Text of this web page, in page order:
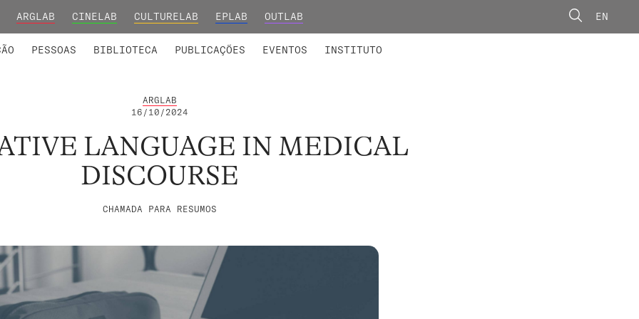
ARGLAB CINELAB CULTURELAB EPLAB OUTLAB EN
PESSOAS BIBLIOTECA PUBLICAÇÕES EVENTOS INSTITUTO
ARGLAB
16/10/2024
LANGUAGE IN MEDICAL
DISCOURSE
CHAMADA PARA RESUMOS